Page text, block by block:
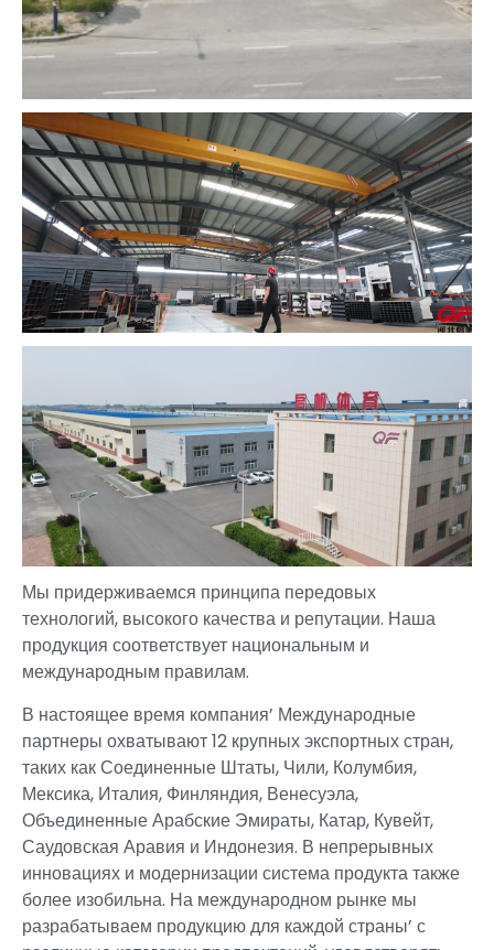
Мы придерживаемся принципа передовых
технологий, высокого качества и репутации. Наша
продукция соответствует национальным и
международным правилам.
В настоящее время компания’ Международные
партнеры охватывают 12 крупных экспортных стран,
таких как Соединенные Штаты, Чили, Колумбия,
Мексика, Италия, Финляндия, Венесуэла,
Объединенные Арабские Эмираты, Катар, Кувейт,
Саудовская Аравия и Индонезия. В непрерывных
инновациях и модернизации система продукта также
более изобильна. На международном рынке мы
разрабатываем продукцию для каждой страны’ с